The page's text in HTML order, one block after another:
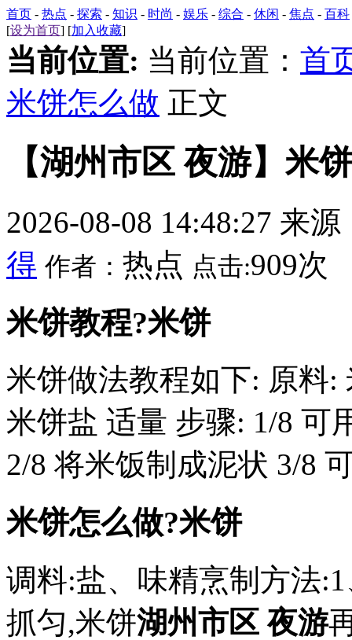
首页 - 热点 - 探索 - 知识 - 时尚 - 娱乐 - 综合 - 休闲 - 焦点 - 百科
[设为首页] [加入收藏]
当前位置: 当前位置： 首
米饼怎么做 正文
【湖州市区 夜游】米
2026-08-08 14:48:27 来源
得 作者： 热点 点击:909次
米饼教程?米饼
米饼做法教程如下: 原料:
米饼盐 适量 步骤: 1/8
2/8 将米饭制成泥状 3/8
米饼怎么做?米饼
调料:盐、味精烹制方法
抓匀,米饼湖州市区 夜游